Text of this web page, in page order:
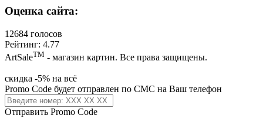
Оценка сайта:
12684 голосов
Рейтинг: 4.77
ArtSaleТМ - магазин картин. Все права защищены.
скидка -5% на всё
Promo Code будет отправлен по СМС на Ваш телефон
Отправить Promo Code